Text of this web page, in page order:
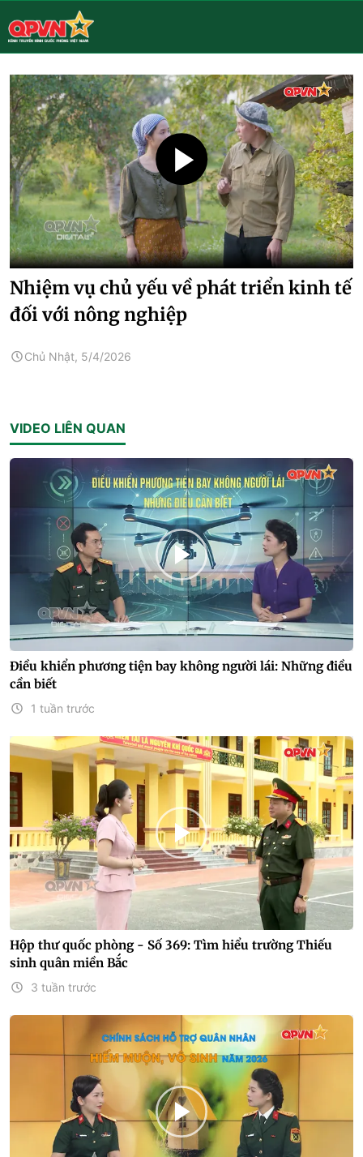
Nhiệm vụ chủ yếu về phát triển kinh tế
đối với nông nghiệp
Chủ Nhật, 5/4/2026
VIDEO LIÊN QUAN
Điều khiển phương tiện bay không người lái: Những điều
cần biết
1 tuần trước
Hộp thư quốc phòng - Số 369: Tìm hiểu trường Thiếu
sinh quân miền Bắc
3 tuần trước